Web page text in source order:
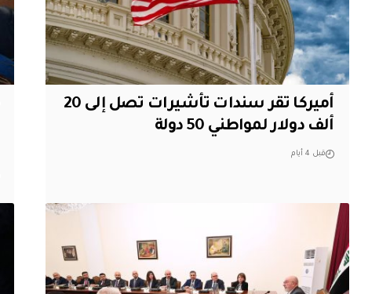
أميركا تقر سندات تأشيرات تصل إلى 20
ألف دولار لمواطني 50 دولة
قبل 4 أيام